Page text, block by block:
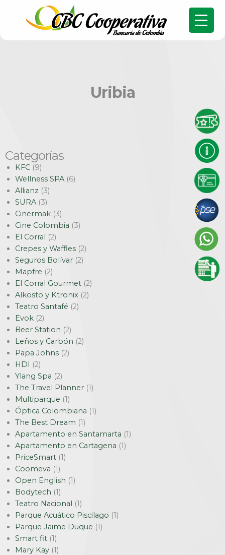
Uribia
Categorías
KFC (9)
Wellness SPA(6)
Allianz (3)
SURA(3)
Cinermak (3)
Cine Colombia (3)
El Corral (2)
Crepes y Waffles (2)
Seguros Bolívar (2)
Mapfre (2)
El Corral Gourmet (2)
Alkosto y Ktronix (2)
Teatro Santafé (2)
Evok (2)
Beer Station (2)
Leños y Carbón (2)
Papa Johns (2)
HDI (2)
Ylang Spa (2)
The Travel Planner (1)
Multiparque (1)
Óptica Colombiana (1)
The Best Dream (1)
Apartamento en Santamarta (1)
Apartamento en Cartagena (1)
PriceSmart (1)
Coomeva (1)
Open English (1)
Bodytech (1)
Teatro Nacional (1)
Parque Acuático Piscilago (1)
Parque Jaime Duque (1)
Smart fit (1)
Mary Kay (1)